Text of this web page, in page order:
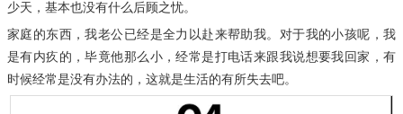
少天，基本也没有什么后顾之忧。
家庭的东西，我老公已经是全力以赴来帮助我。对于我的小孩呢，我
是有内疚的，毕竟他那么小，经常是打电话来跟我说想要我回家， 有
时候经常是没有办法的，这就是生活的有所失去吧。